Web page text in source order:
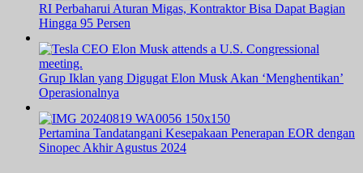
RI Perbaharui Aturan Migas, Kontraktor Bisa Dapat Bagian
Hingga 95 Persen
Grup Iklan yang Digugat Elon Musk Akan ‘Menghentikan’
Operasionalnya
Pertamina Tandatangani Kesepakaan Penerapan EOR dengan
Sinopec Akhir Agustus 2024